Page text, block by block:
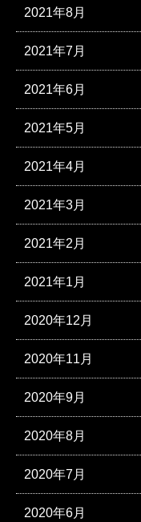
2021年8月
2021年7月
2021年6月
2021年5月
2021年4月
2021年3月
2021年2月
2021年1月
2020年12月
2020年11月
2020年9月
2020年8月
2020年7月
2020年6月